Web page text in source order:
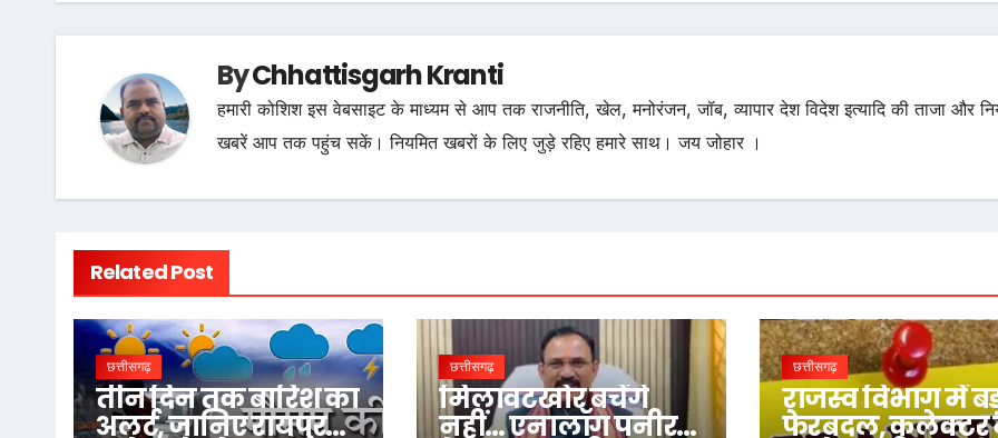
ByChhattisgarh Kranti
हमारी कोशिश इस वेबसाइट के माध्यम से आप तक राजनीति, खेल, मनोरंजन, जॉब, व्यापार देश विदेश इत्यादि की ताजा और
खबरें आप तक पहुंच सकें। नियमित खबरों के लिए जुड़े रहिए हमारे साथ। जय जोहार ।
Related Post
छत्तीसगढ़
तीन दिन तक बारिश का
अलर्ट, जानिए रायपुर
छत्तीसगढ़
मिलावटखोर बचेंगे
नहीं… एनालॉग पनीर
छत्तीसगढ़
राजस्व विभाग में
फेरबदल, कलेक्टर